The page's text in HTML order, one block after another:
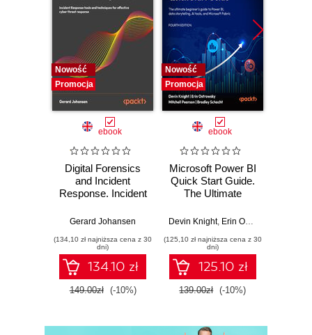
Nowość
Promocja
ebook
Digital Forensics
and Incident
Response. Incident
and techniques for
threat response -
Fourth Edition
Gerard Johansen
(134,10 zł najniższa cena z 30
dni)
134.10 zł
149.00zł (-10%)
Nowość
Promocja
ebook
Microsoft Power BI
Quick Start Guide.
The Ultimate
to Power BI, Data
Tools, and
Microsoft Fabric -
Fourth Edition
Devin Knight, Erin Ostrowsky
(125,10 zł najniższa cena z 30
dni)
125.10 zł
139.00zł (-10%)